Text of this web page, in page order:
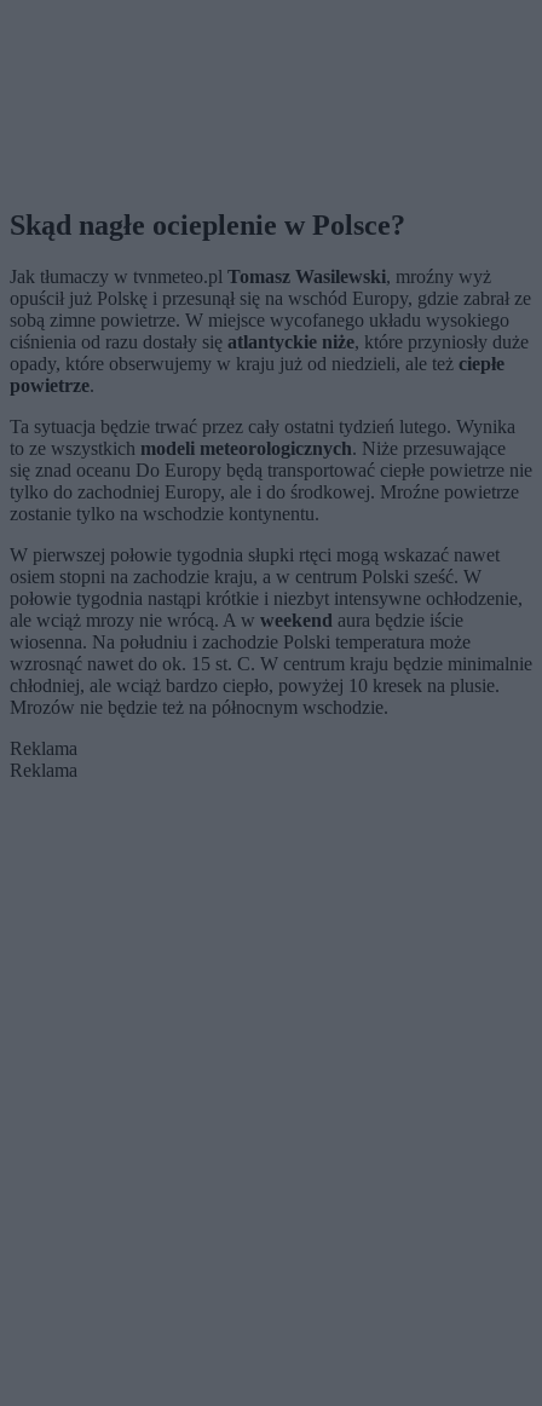
Skąd nagłe ocieplenie w Polsce?
Jak tłumaczy w tvnmeteo.pl Tomasz Wasilewski, mroźny wyż
opuścił już Polskę i przesunął się na wschód Europy, gdzie zabrał ze
sobą zimne powietrze. W miejsce wycofanego układu wysokiego
ciśnienia od razu dostały się atlantyckie niże, które przyniosły duże
opady, które obserwujemy w kraju już od niedzieli, ale też ciepłe
powietrze.
Ta sytuacja będzie trwać przez cały ostatni tydzień lutego. Wynika
to ze wszystkich modeli meteorologicznych. Niże przesuwające
się znad oceanu Do Europy będą transportować ciepłe powietrze nie
tylko do zachodniej Europy, ale i do środkowej. Mroźne powietrze
zostanie tylko na wschodzie kontynentu.
W pierwszej połowie tygodnia słupki rtęci mogą wskazać nawet
osiem stopni na zachodzie kraju, a w centrum Polski sześć. W
połowie tygodnia nastąpi krótkie i niezbyt intensywne ochłodzenie,
ale wciąż mrozy nie wrócą. A w weekend aura będzie iście
wiosenna. Na południu i zachodzie Polski temperatura może
wzrosnąć nawet do ok. 15 st. C. W centrum kraju będzie minimalnie
chłodniej, ale wciąż bardzo ciepło, powyżej 10 kresek na plusie.
Mrozów nie będzie też na północnym wschodzie.
Reklama
Reklama